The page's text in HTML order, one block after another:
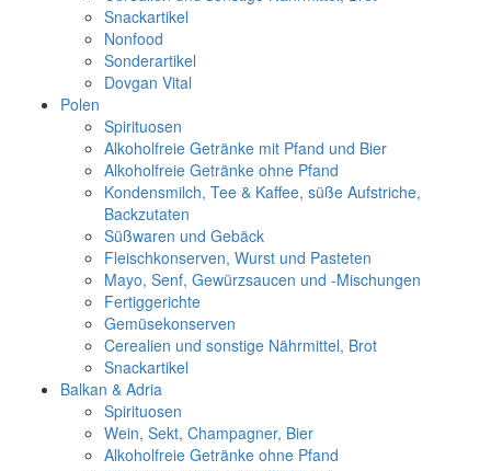
Snackartikel
Nonfood
Sonderartikel
Dovgan Vital
Polen
Spirituosen
Alkoholfreie Getränke mit Pfand und Bier
Alkoholfreie Getränke ohne Pfand
Kondensmilch, Tee & Kaffee, süße Aufstriche,
Backzutaten
Süßwaren und Gebäck
Fleischkonserven, Wurst und Pasteten
Mayo, Senf, Gewürzsaucen und -Mischungen
Fertiggerichte
Gemüsekonserven
Cerealien und sonstige Nährmittel, Brot
Snackartikel
Balkan & Adria
Spirituosen
Wein, Sekt, Champagner, Bier
Alkoholfreie Getränke ohne Pfand